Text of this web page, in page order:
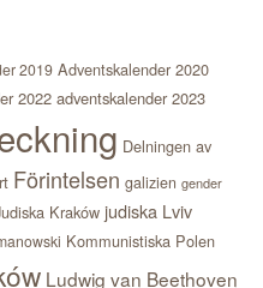
2019 Adventskalender 2020
2022 adventskalender 2023
Delningen av
Förintelsen galizien gender
Kraków judiska Lviv
Kommunistiska Polen
Ludwig van Beethoven